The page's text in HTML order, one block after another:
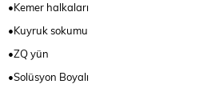
•Kemer halkaları
•Kuyruk sokumu
•ZQ yün
•Solüsyon Boyalı